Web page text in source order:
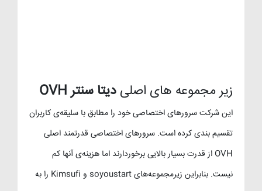
زیر مجموعه های اصلی دیتا سنتر OVH
این شرکت سرورهای اختصاصی خود را مطابق با سلیقه‌ی کاربران
تقسیم بندی کرده است. سرورهای اختصاصی قدرتمند اصلی
OVH از قدرت بسیار بالایی برخوردارند اما هزینه‌ی آنها کم
نیست. بنابراین زیرمجموعه‌های soyoustart و Kimsufi را به